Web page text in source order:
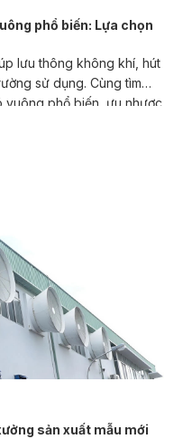
phổ biến: Lựa chọn
lưu thông không khí, hút
sử dụng. Cùng tìm
phổ biến, ưu nhược
sản xuất mẫu mới